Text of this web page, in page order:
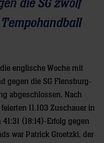
die SG zwölf
englische Woche mit
gegen die SG Flensburg-
abgeschlossen. Nach
11.103 Zuschauer in
(18:14)-Erfolg gegen
war Patrick Groetzki, der